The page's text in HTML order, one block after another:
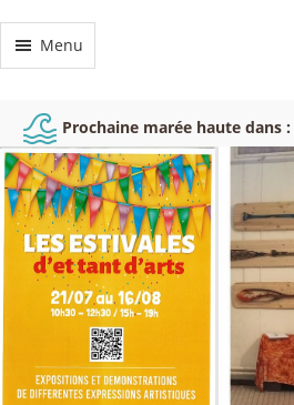
Menu
Prochaine marée haute dans :